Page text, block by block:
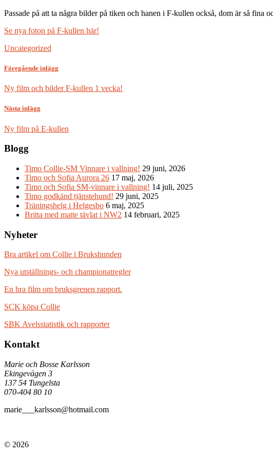
Passade på att ta några bilder på tiken och hanen i F-kullen också, dom är så
Se nya foton på F-kullen här!
Uncategorized
Föregående inlägg
Ny film och bilder F-kullen 1 vecka!
Nästa inlägg
Ny film på E-kullen
Blogg
Timo Collie-SM Vinnare i vallning! 29 juni, 2026
Timo och Sofia Aurora 26 17 maj, 2026
Timo och Sofia SM-vinnare i vallning! 14 juli, 2025
Timo godkänd tjänstehund! 29 juni, 2025
Träningshelg i Helgesbo 6 maj, 2025
Britta med matte tävlat i NW2 14 februari, 2025
Nyheter
Bra artikel om Collie i Brukshunden
Nya utställnings- och championatregler
En bra film om bruksgrenen rapport.
SCK köpa Collie
SBK Avelsstatistik och rapporter
Kontakt
Marie och Bosse Karlsson
Ekingevägen 3
137 54 Tungelsta
070-404 80 10
marie___karlsson@hotmail.com
© 2026